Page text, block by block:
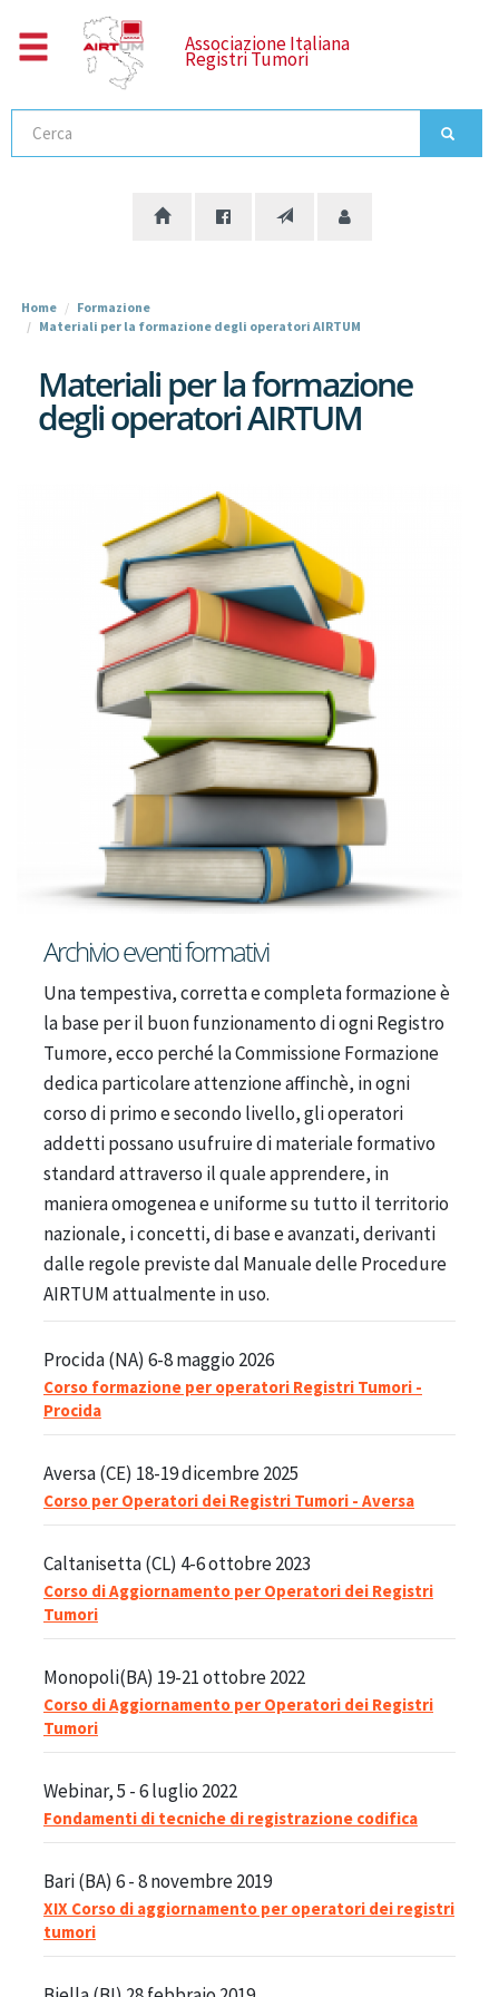
contenuto
Associazione Italiana
Registri Tumori
Home
Formazione
Materiali per la formazione degli operatori AIRTUM
Materiali per la formazione
degli operatori AIRTUM
Archivio eventi formativi
Una tempestiva, corretta e completa formazione è
la base per il buon funzionamento di ogni Registro
Tumore, ecco perché la Commissione Formazione
dedica particolare attenzione affinchè, in ogni
corso di primo e secondo livello, gli operatori
addetti possano usufruire di materiale formativo
standard attraverso il quale apprendere, in
maniera omogenea e uniforme su tutto il territorio
nazionale, i concetti, di base e avanzati, derivanti
dalle regole previste dal Manuale delle Procedure
AIRTUM attualmente in uso.
Procida (NA) 6-8 maggio 2026
Corso formazione per operatori Registri Tumori -
Procida
Aversa (CE) 18-19 dicembre 2025
Corso per Operatori dei Registri Tumori - Aversa
Caltanisetta (CL) 4-6 ottobre 2023
Corso di Aggiornamento per Operatori dei Registri
Tumori
Monopoli(BA) 19-21 ottobre 2022
Corso di Aggiornamento per Operatori dei Registri
Tumori
Webinar, 5 - 6 luglio 2022
Fondamenti di tecniche di registrazione codifica
Bari (BA) 6 - 8 novembre 2019
XIX Corso di aggiornamento per operatori dei registri
tumori